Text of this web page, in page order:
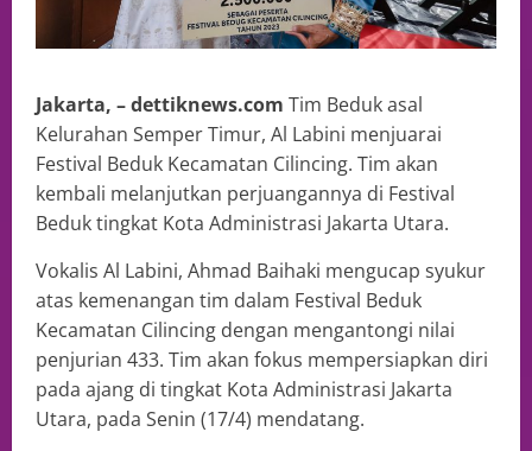
Jakarta, – dettiknews.com Tim Beduk asal
Kelurahan Semper Timur, Al Labini menjuarai
Festival Beduk Kecamatan Cilincing. Tim akan
kembali melanjutkan perjuangannya di Festival
Beduk tingkat Kota Administrasi Jakarta Utara.
Vokalis Al Labini, Ahmad Baihaki mengucap syukur
atas kemenangan tim dalam Festival Beduk
Kecamatan Cilincing dengan mengantongi nilai
penjurian 433. Tim akan fokus mempersiapkan diri
pada ajang di tingkat Kota Administrasi Jakarta
Utara, pada Senin (17/4) mendatang.